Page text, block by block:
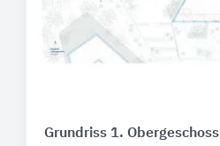
Grundriss 1. Obergeschoss